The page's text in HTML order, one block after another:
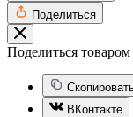
Поделиться
Поделиться товаром
ВКонтакте